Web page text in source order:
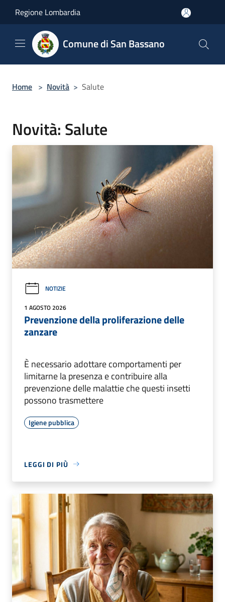
Regione Lombardia
Comune di San Bassano
Home > Novità > Salute
Novità: Salute
NOTIZIE
1 AGOSTO 2026
Prevenzione della proliferazione delle
zanzare
È necessario adottare comportamenti per
limitarne la presenza e contribuire alla
prevenzione delle malattie che questi insetti
possono trasmettere
Igiene pubblica
LEGGI DI PIÙ